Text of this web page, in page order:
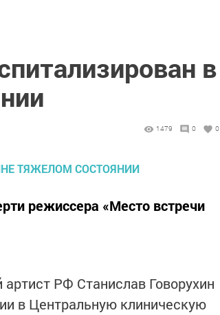
в
1479 0 0
режиссера «Место встречи
РФ Станислав Говорухин
в Центральную клиническую